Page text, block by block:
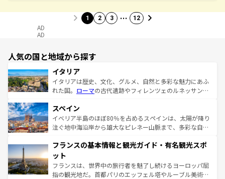
1 2 3 … 12
AD
AD
人気の国と地域から探す
イタリア
イタリアは歴史、文化、グルメ、自然と多彩な魅力にあふ
れた国。 ローマの古代遺跡やフィレンツェのルネッサンス
ろん、トスカーナの美しい田園風景やアマルフィ海岸の絶
景など、自然景観も見逃せない。観光の合間には、本場の
ピザやパスタなど、絶品のイタリア料理を堪能することも
ませてくれるイタリアで、忘れられない旅をしてみよう！
なお、新着のイタリア情報は
しい。
スペイン
イベリア半島のほぼ80％を占めるスペインは、太陽が降り
注ぐ地中海沿岸から雄大なピレネー山脈まで、多彩な自然
文化が根付くこの国では、情熱的なフラメンコ、熱気あふ
れる闘牛、そして美味しいタパスが生活の一部となってい
る。首都マドリードの洗練された雰囲気や、バルセロナの
アートに溢れた街角から、地方では古代ローマ遺跡や中世
フランスの基本情報と観光ガイド・有名観光スポ
ット
フランスは、世界中の旅行者を魅了し続けるヨーロッパ屈
指の観光地だ。首都パリのエッフェル塔やルーブル美術館